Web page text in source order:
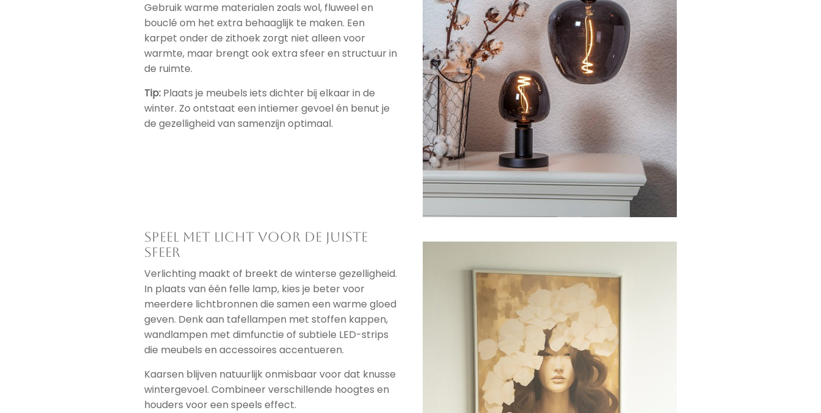
Gebruik warme materialen zoals wol, fluweel en
bouclé om het extra behaaglijk te maken. Een
karpet onder de zithoek zorgt niet alleen voor
warmte, maar brengt ook extra sfeer en structuur in
de ruimte.
Tip:Plaats je meubels iets dichter bij elkaar in de
winter. Zo ontstaat een intiemer gevoel én benut je
de gezelligheid van samenzijn optimaal.
Speel met licht voor de juiste
sfeer
Verlichting maakt of breekt de winterse gezelligheid.
In plaats van één felle lamp, kies je beter voor
meerdere lichtbronnen die samen een warme gloed
geven. Denk aan tafellampen met stoffen kappen,
wandlampen met dimfunctie of subtiele LED-strips
die meubels en accessoires accentueren.
Kaarsen blijven natuurlijk onmisbaar voor dat knusse
wintergevoel. Combineer verschillende hoogtes en
houders voor een speels effect.